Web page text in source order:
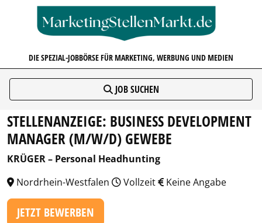
DIE SPEZIAL-JOBBÖRSE FÜR MARKETING, WERBUNG UND MEDIEN
JOB SUCHEN
STELLENANZEIGE: BUSINESS DEVELOPMENT
MANAGER (M/W/D) GEWEBE
KRÜGER – Personal Headhunting
Nordrhein-Westfalen
Vollzeit Keine Angabe
JETZT BEWERBEN